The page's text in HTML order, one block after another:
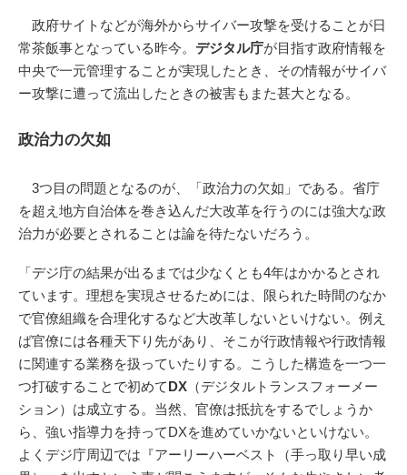
政府サイトなどが海外からサイバー攻撃を受けることが日
常茶飯事となっている昨今。 デジタル庁が目指す政府情報を
中央で一元管理することが実現したとき、その情報がサイバ
ー攻撃に遭って流出したときの被害もまた甚大となる。
政治力の欠如
3つ目の問題となるのが、「政治力の欠如」である。省庁
を超え地方自治体を巻き込んだ大改革を行うのには強大な政
治力が必要とされることは論を待たないだろう。
「デジ庁の結果が出るまでは少なくとも4年はかかるとされ
ています。理想を実現させるためには、限られた時間のなか
で官僚組織を合理化するなど大改革しないといけない。例え
ば官僚には各種天下り先があり、そこが行政情報や行政情報
に関連する業務を扱っていたりする。こうした構造を一つ一
つ打破することで初めてDX （デジタルトランスフォーメー
ション）は成立する。当然、官僚は抵抗をするでしょうか
ら、強い指導力を持ってDXを進めていかないといけない。
よくデジ庁周辺では『アーリーハーベスト（手っ取り早い成